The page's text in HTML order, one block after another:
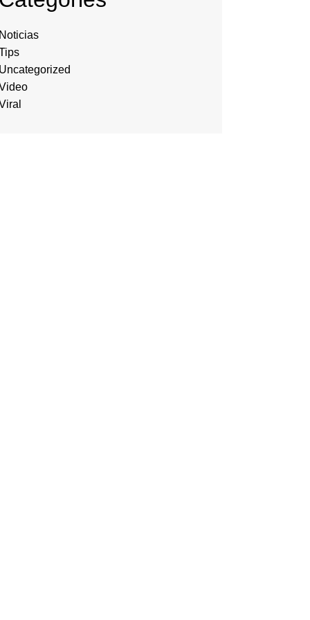
Noticias
Uncategorized